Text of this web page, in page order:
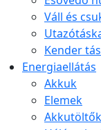
Váll és
Kender
Energiaellátás
Akkuk
Elemek
Akkutöltők